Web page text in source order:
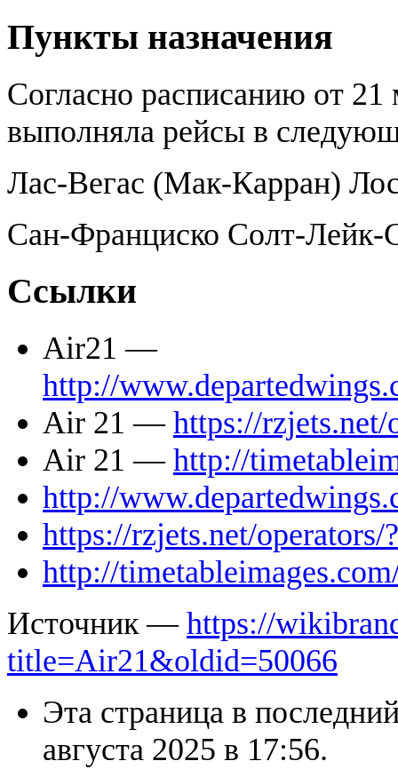
Пункты назначения
Согласно расписанию от 21
выполняла рейсы в
Лас-Вегас (Мак-Карран)
Сан-Франциско Солт-Лейк-
Ссылки
Air21 —
http://
Air 21 — https://rzjets.net/
Air 21 — http://
http://
https://rzjets.net/operators/
http://
Источник — https://
title=Air21&oldid=50066
Эта страница в
августа 2025 в 17:56.